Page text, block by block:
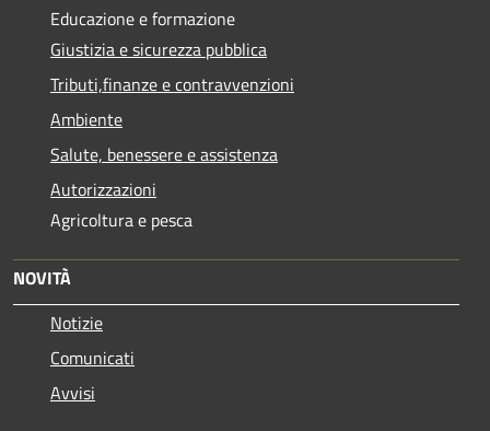
Educazione e formazione
Giustizia e sicurezza pubblica
Tributi,finanze e contravvenzioni
Ambiente
Salute, benessere e assistenza
Autorizzazioni
Agricoltura e pesca
NOVITÀ
Notizie
Comunicati
Avvisi